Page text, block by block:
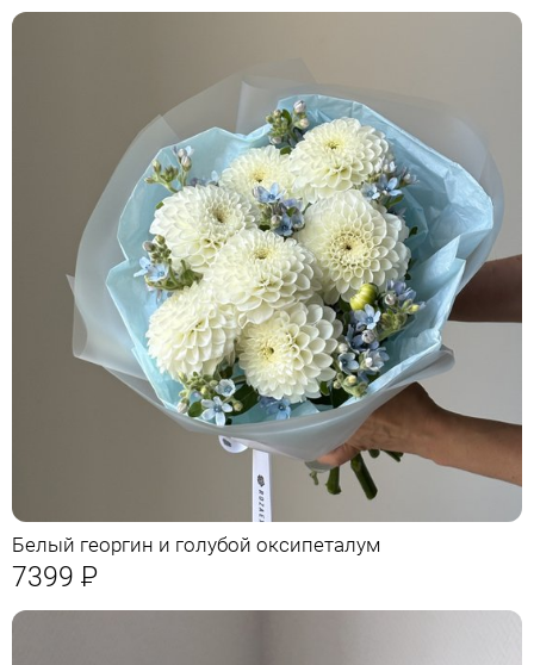
Белый георгин и голубой оксипеталум
7399 Р